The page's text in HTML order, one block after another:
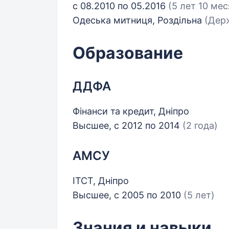
с 08.2010 по 05.2016 (5 лет 10
Одеська митниця, Роздільна
Образование
ДДФА
Фінанси та кредит, Дніпро
Высшее, с 2012 по 2014 (2 года)
АМСУ
ІТСТ, Дніпро
Высшее, с 2005 по 2010 (5 лет)